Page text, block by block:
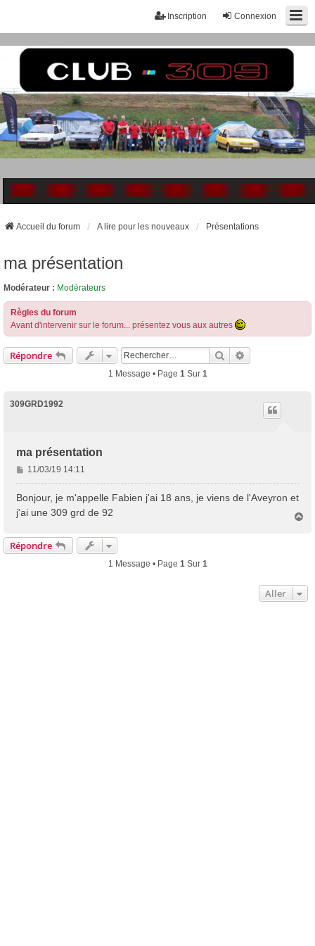
Connexion
Inscription
Accueil du forum A lire pour les nouveaux Présentations
ma présentation
Modérateur : Modérateurs
Règles du forum
Avant d'intervenir sur le forum... présentez vous aux autres
Répondre Rechercher
1 Message • Page 1Sur 1
309GRD1992
ma présentation
M
e
a
e
11/03/19 14:11
Bonjour, je m'appelle Fabien j'ai 18 ans, je viens de l'Aveyron et
j'ai une 309 grd de 92
Répondre
1 Message • Page 1 Sur 1
Aller